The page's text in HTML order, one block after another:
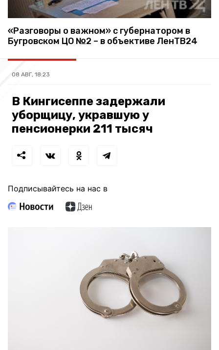
«Разговоры о важном» с губернатором в
Бугровском ЦО №2 – в объективе ЛенТВ24
08 АВГ, 18:23
В Кингисеппе задержали
уборщицу, укравшую у
пенсионерки 211 тысяч
Подписывайтесь на нас в